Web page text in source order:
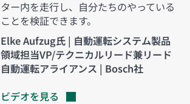
ター内を走行し、自分たちのやっている
ことを検証できます。
Elke Aufzug氏 | 自動運転システム製品
領域担当VP/テクニカルリード兼リード
自動運転アライアンス | Bosch社
ビデオを見る